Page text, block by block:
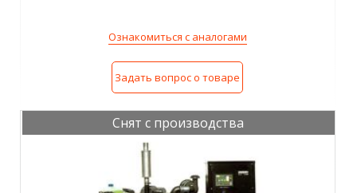
Ознакомиться с аналогами
Задать вопрос о товаре
Снят с производства